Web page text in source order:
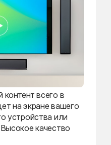
всего в
на экране вашего
устройства или
качество